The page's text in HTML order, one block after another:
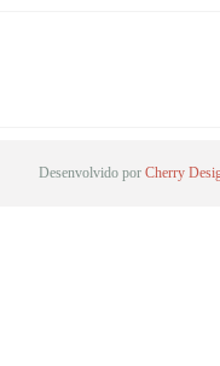
Desenvolvido por Cherry